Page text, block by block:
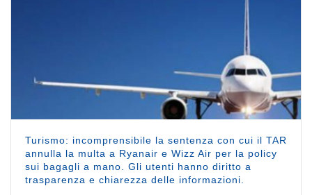
Turismo: incomprensibile la sentenza con cui il TAR
annulla la multa a Ryanair e Wizz Air per la policy
sui bagagli a mano. Gli utenti hanno diritto a
trasparenza e chiarezza delle informazioni.